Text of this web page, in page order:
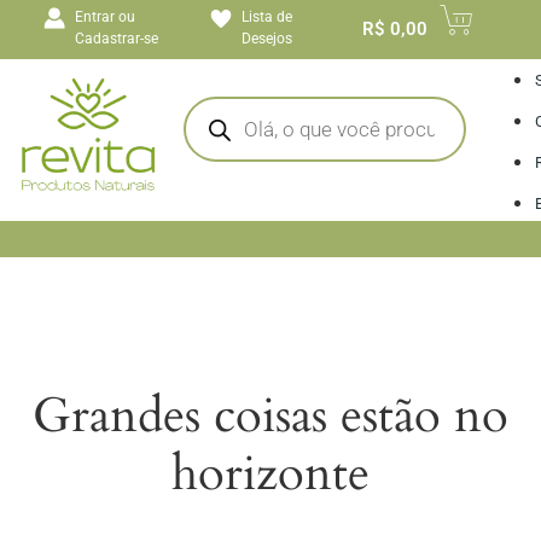
conteúdoEntrar ou
Cadastrar-se
Lista de
Desejos
R$ 0,00
Grandes coisas estão no
horizonte